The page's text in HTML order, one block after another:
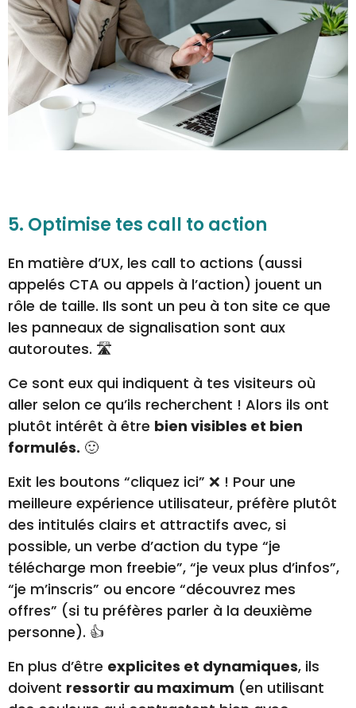
5. Optimise tes call to action
En matière d’UX, les call to actions (aussi
appelés CTA ou appels à l’action) jouent un
rôle de taille. Ils sont un peu à ton site ce que
les panneaux de signalisation sont aux
autoroutes. 🛣️
Ce sont eux qui indiquent à tes visiteurs où
aller selon ce qu’ils recherchent ! Alors ils ont
plutôt intérêt à être bien visibles et bien
formulés. 🙂
Exit les boutons “cliquez ici” ❌ ! Pour une
meilleure expérience utilisateur, préfère plutôt
des intitulés clairs et attractifs avec, si
possible, un verbe d’action du type “je
télécharge mon freebie”, “je veux plus d’infos”,
“je m’inscris” ou encore “découvrez mes
offres” (si tu préfères parler à la deuxième
personne). 👍
En plus d’être explicites et dynamiques, ils
doivent ressortir au maximum (en utilisant